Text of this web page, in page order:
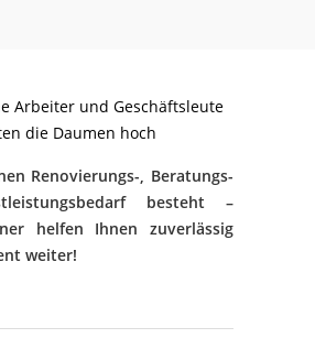
Renovierungs-, Beratungs-
besteht –
helfen Ihnen zuverlässig
weiter!